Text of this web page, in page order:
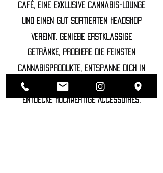
Café, eine exklusive Cannabis-Lounge
und einen gut sortierten Headshop
vereint. Genieße erstklassige
Getränke, probiere die feinsten
Cannabisprodukte, entspanne dich in
unserer luxuriösen Lounge und
entdecke hochwertige Accessoires.